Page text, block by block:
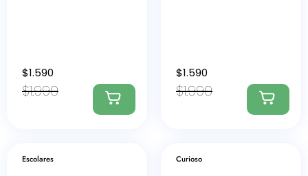
$1.990
$1.590
$1.990
$1.590
Escolares Curioso